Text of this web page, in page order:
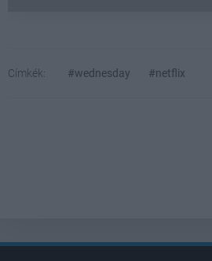
Címkék: #wednesday #netflix